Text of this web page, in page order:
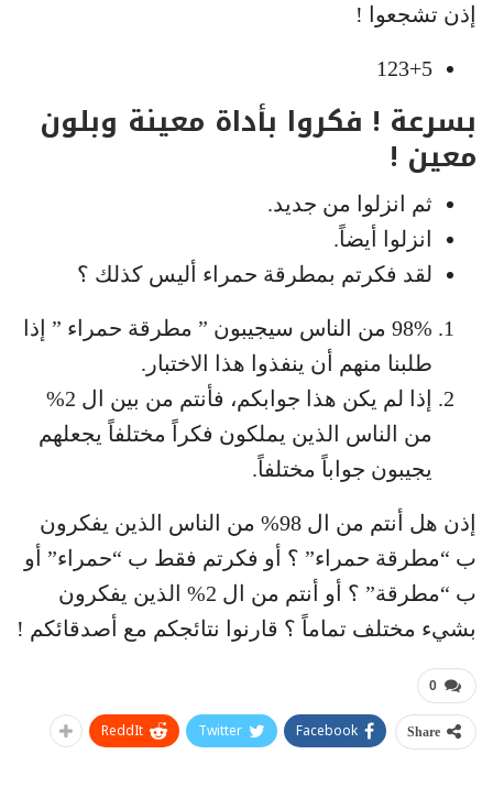
إذن تشجعوا !
123+5
بسرعة ! فكروا بأداة معينة وبلون
معين !
ثم انزلوا من جديد.
انزلوا أيضاً.
لقد فكرتم بمطرقة حمراء أليس كذلك ؟
98% من الناس سيجيبون ” مطرقة حمراء ” إذا
طلبنا منهم أن ينفذوا هذا الاختبار.
إذا لم يكن هذا جوابكم، فأنتم من بين ال 2%
من الناس الذين يملكون فكراً مختلفاً يجعلهم
يجيبون جواباً مختلفاً.
إذن هل أنتم من ال 98% من الناس الذين يفكرون
ب “مطرقة حمراء” ؟ أو فكرتم فقط ب “حمراء” أو
ب “مطرقة” ؟ أو أنتم من ال 2% الذين يفكرون
بشيء مختلف تماماً ؟ قارنوا نتائجكم مع أصدقائكم !
0
Share
Facebook
Twitter
ReddIt